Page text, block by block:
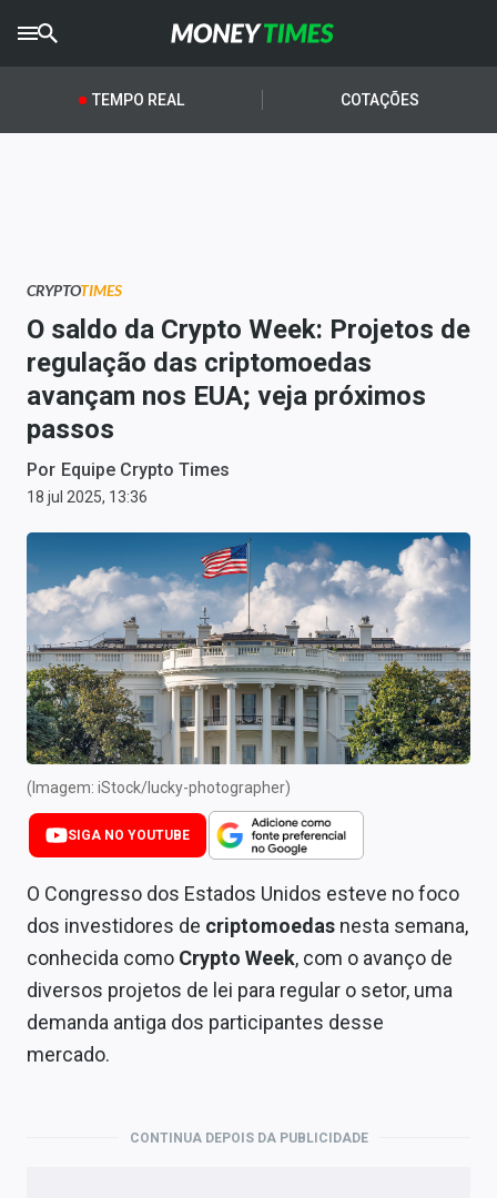
CRYPTOTIMES
AGROTIMES
Newsletters
Money Trader
Anuncie
Últimas Notícias
Newsletters
Cotações
Comprar ou vender?
Carteiras Recomendadas
Central de Dividendos
Central de Fundos Imobiliários
Renda Fixa
Finanças Pessoais
Mercados
Economia
Empresas
TEMPO REAL COTAÇÕES
CRYPTOTIMES
O saldo da Crypto Week: Projetos de
regulação das criptomoedas
avançam nos EUA; veja próximos
passos
Por Equipe Crypto Times
18 jul 2025, 13:36
(Imagem: iStock/lucky-photographer)
SIGA NO YOUTUBE
O Congresso dos Estados Unidos esteve no foco
dos investidores de criptomoedas nesta semana,
conhecida como Crypto Week, com o avanço de
diversos projetos de lei para regular o setor, uma
demanda antiga dos participantes desse
mercado.
CONTINUA DEPOIS DA PUBLICIDADE